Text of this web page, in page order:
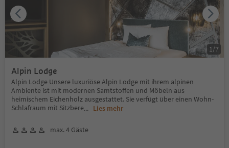
Alpin Lodge
Alpin Lodge Unsere luxuriöse Alpin Lodge mit ihrem alpinen
Ambiente ist mit modernen Samtstoffen und Möbeln aus
heimischem Eichenholz ausgestattet. Sie verfügt über einen Wohn-
Schlafraum mit Sitzbere... Lies mehr
max. 4 Gäste
1/7